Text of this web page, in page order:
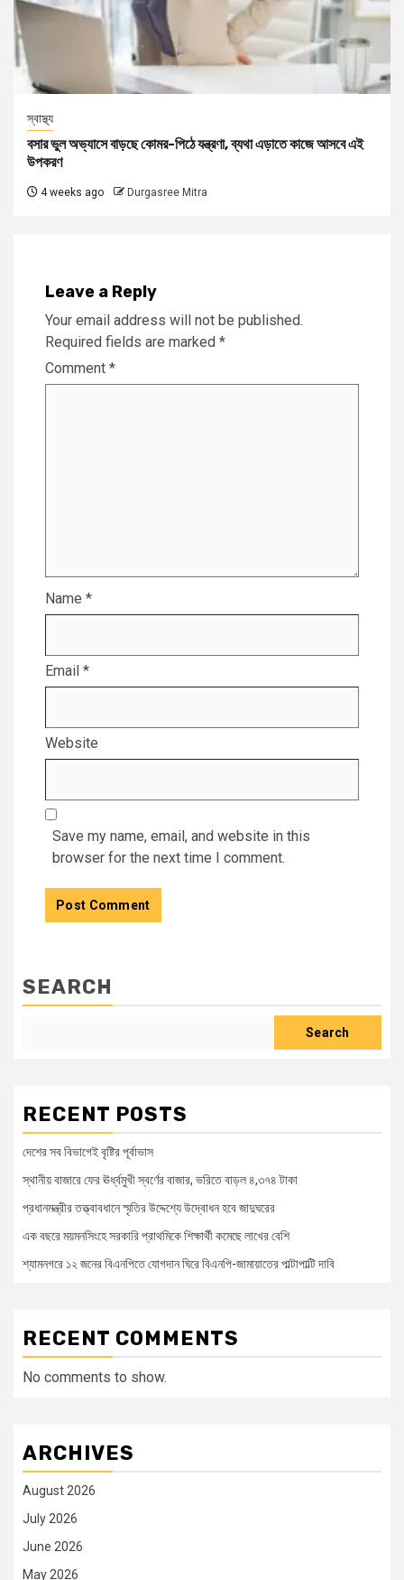
স্বাস্থ্য
বসার ভুল অভ্যাসে বাড়ছে কোমর-পিঠে যন্ত্রণা, ব্যথা এড়াতে কাজে আসবে এই
উপকরণ
4 weeks ago Durgasree Mitra
Leave a Reply
Your email address will not be published.
Required fields are marked *
Comment *
Name *
Email *
Website
Save my name, email, and website in this
browser for the next time I comment.
SEARCH
Search
RECENT POSTS
দেশের সব বিভাগেই বৃষ্টির পূর্বাভাস
স্থানীয় বাজারে ফের ঊর্ধ্বমুখী স্বর্ণের বাজার, ভরিতে বাড়ল ৪,৩৭৪ টাকা
প্রধানমন্ত্রীর তত্ত্বাবধানে স্মৃতির উদ্দেশ্যে উদ্বোধন হবে জাদুঘরের
এক বছরে ময়মনসিংহে সরকারি প্রাথমিকে শিক্ষার্থী কমেছে লাখের বেশি
শ্যামনগরে ১২ জনের বিএনপিতে যোগদান ঘিরে বিএনপি-জামায়াতের পাল্টাপাল্টি দাবি
RECENT COMMENTS
No comments to show.
ARCHIVES
August 2026
July 2026
June 2026
May 2026